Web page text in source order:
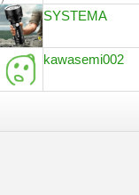
SYSTEMA
kawasemi002